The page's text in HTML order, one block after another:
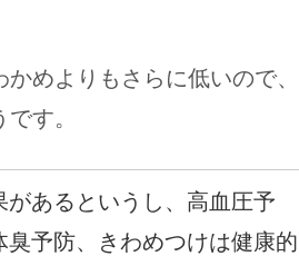
めよりもさらに低いので、
す。
あるというし、高血圧予
予防、きわめつけは健康的